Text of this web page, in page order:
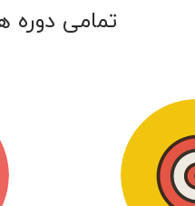
تمامی دوره